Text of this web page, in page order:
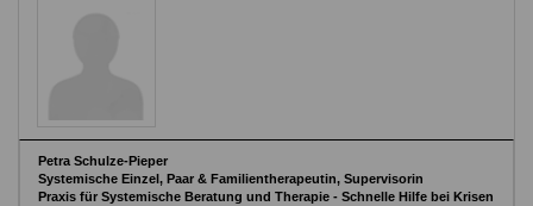
Petra Schulze-Pieper
Systemische Einzel, Paar & Familientherapeutin, Supervisorin
Praxis für Systemische Beratung und Therapie - Schnelle Hilfe bei Krisen